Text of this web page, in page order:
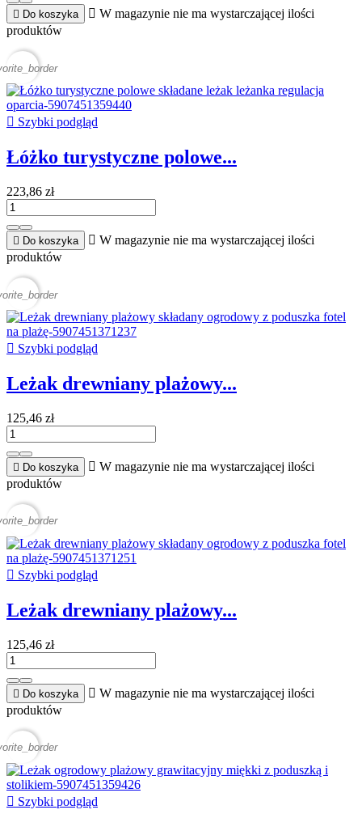
 Do koszyka  W magazynie nie ma wystarczającej ilości
produktów
 Szybki podgląd
Łóżko turystyczne polowe...
223,86 zł
 Do koszyka  W magazynie nie ma wystarczającej ilości
produktów
 Szybki podgląd
Leżak drewniany plażowy...
125,46 zł
 Do koszyka  W magazynie nie ma wystarczającej ilości
produktów
 Szybki podgląd
Leżak drewniany plażowy...
125,46 zł
 Do koszyka  W magazynie nie ma wystarczającej ilości
produktów
 Szybki podgląd